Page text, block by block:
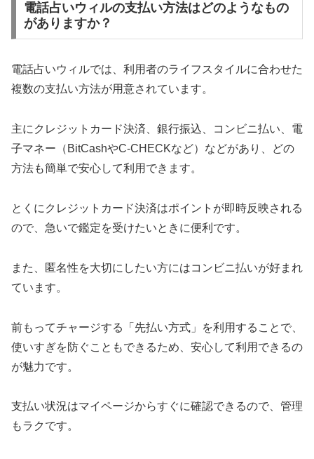
電話占いウィルの支払い方法はどのようなもの
がありますか？
電話占いウィルでは、利用者のライフスタイルに合わせた
複数の支払い方法が用意されています。
主にクレジットカード決済、銀行振込、コンビニ払い、電
子マネー（BitCashやC-CHECKなど）などがあり、どの
方法も簡単で安心して利用できます。
とくにクレジットカード決済はポイントが即時反映される
ので、急いで鑑定を受けたいときに便利です。
また、匿名性を大切にしたい方にはコンビニ払いが好まれ
ています。
前もってチャージする「先払い方式」を利用することで、
使いすぎを防ぐこともできるため、安心して利用できるの
が魅力です。
支払い状況はマイページからすぐに確認できるので、管理
もラクです。